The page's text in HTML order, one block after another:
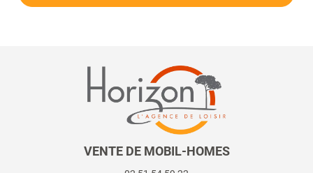
VENTE DE MOBIL-HOMES